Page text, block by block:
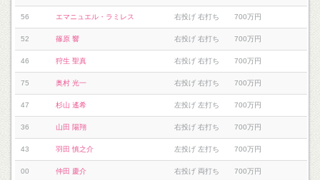
56 エマニュエル・ラミレス 右投げ 右打ち 700万円
52 篠原 響 右投げ 右打ち 700万円
46 狩生 聖真 右投げ 右打ち 700万円
75 奥村 光一 右投げ 右打ち 700万円
47 杉山 遙希 左投げ 左打ち 700万円
36 山田 陽翔 右投げ 右打ち 700万円
43 羽田 慎之介 左投げ 左打ち 700万円
00 仲田 慶介 右投げ 両打ち 700万円